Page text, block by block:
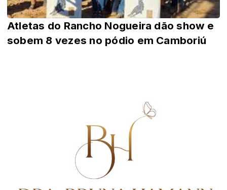
Atletas do Rancho Nogueira dão show e
sobem 8 vezes no pódio em Camboriú